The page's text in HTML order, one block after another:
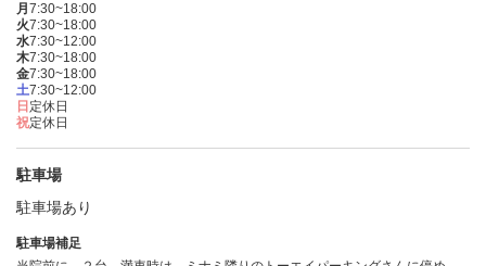
月 7:30~18:00
火7:30~18:00
水7:30~12:00
木7:30~18:00
金7:30~18:00
土7:30~12:00
日 定休日
祝定休日
駐車場
駐車場あり
駐車場補足